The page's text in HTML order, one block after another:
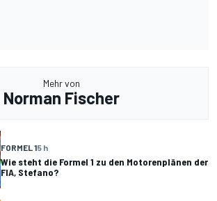
Mehr von
Norman Fischer
FORMEL 15 h
Wie steht die Formel 1 zu den Motorenplänen der
FIA, Stefano?